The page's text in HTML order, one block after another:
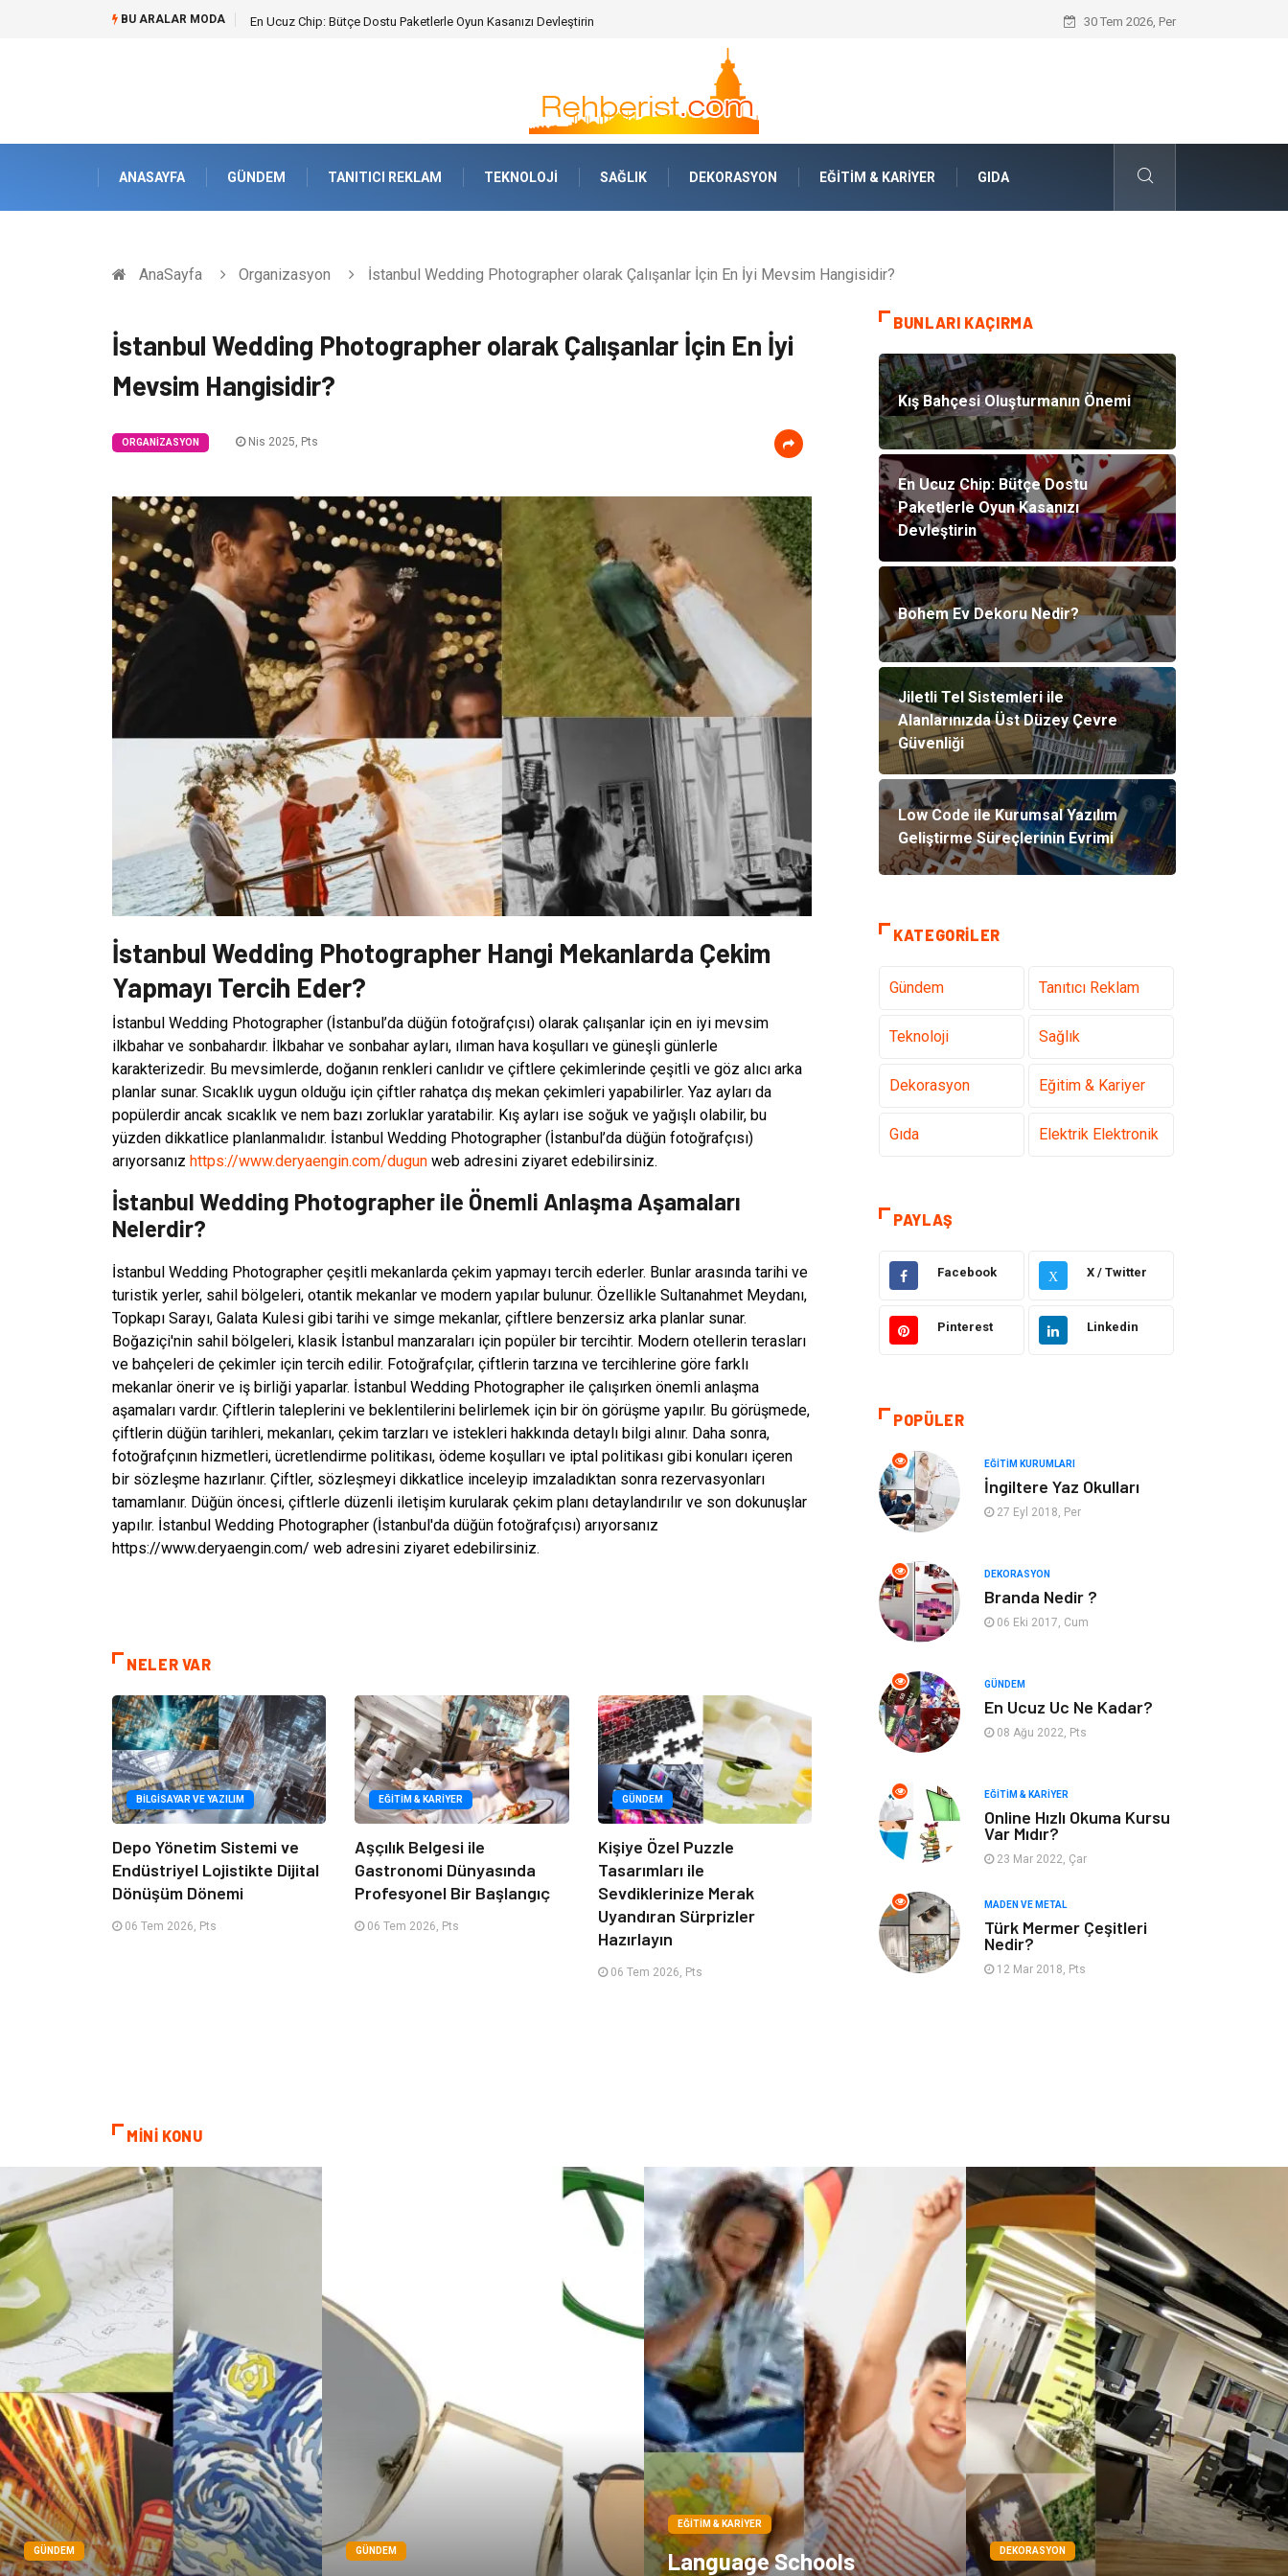
BU ARALAR MODA En Ucuz Chip: Bütçe Dostu Paketlerle Oyun Kasanızı Devleştirin Bohem Ev Dekoru Nedir?
30 Tem 2026, Per
ANASAYFA GÜNDEM TANITICI REKLAM TEKNOLOJI SAĞLIK DEKORASYON EĞITIM & KARIYER GIDA
AnaSayfa Organizasyon İstanbul Wedding Photographer olarak Çalışanlar İçin En İyi Mevsim Hangisidir?
İstanbul Wedding Photographer olarak Çalışanlar İçin En İyi
Mevsim Hangisidir?
ORGANIZASYON Nis 2025, Pts
İstanbul Wedding Photographer Hangi Mekanlarda Çekim
Yapmayı Tercih Eder?
İstanbul Wedding Photographer (İstanbul’da düğün fotoğrafçısı) olarak çalışanlar için en iyi mevsim
ilkbahar ve sonbahardır. İlkbahar ve sonbahar ayları, ılıman hava koşulları ve güneşli günlerle
karakterizedir. Bu mevsimlerde, doğanın renkleri canlıdır ve çiftlere çekimlerinde çeşitli ve göz alıcı arka
planlar sunar. Sıcaklık uygun olduğu için çiftler rahatça dış mekan çekimleri yapabilirler. Yaz ayları da
popülerdir ancak sıcaklık ve nem bazı zorluklar yaratabilir. Kış ayları ise soğuk ve yağışlı olabilir, bu
yüzden dikkatlice planlanmalıdır. İstanbul Wedding Photographer (İstanbul’da düğün fotoğrafçısı)
arıyorsanız https://www.deryaengin.com/dugun web adresini ziyaret edebilirsiniz.
İstanbul Wedding Photographer ile Önemli Anlaşma Aşamaları
Nelerdir?
İstanbul Wedding Photographer çeşitli mekanlarda çekim yapmayı tercih ederler. Bunlar arasında tarihi ve
turistik yerler, sahil bölgeleri, otantik mekanlar ve modern yapılar bulunur. Özellikle Sultanahmet Meydanı,
Topkapı Sarayı, Galata Kulesi gibi tarihi ve simge mekanlar, çiftlere benzersiz arka planlar sunar.
Boğaziçi'nin sahil bölgeleri, klasik İstanbul manzaraları için popüler bir tercihtir. Modern otellerin terasları
ve bahçeleri de çekimler için tercih edilir. Fotoğrafçılar, çiftlerin tarzına ve tercihlerine göre farklı
mekanlar önerir ve iş birliği yaparlar. İstanbul Wedding Photographer ile çalışırken önemli anlaşma
aşamaları vardır. Çiftlerin taleplerini ve beklentilerini belirlemek için bir ön görüşme yapılır. Bu görüşmede,
çiftlerin düğün tarihleri, mekanları, çekim tarzları ve istekleri hakkında detaylı bilgi alınır. Daha sonra,
fotoğrafçının hizmetleri, ücretlendirme politikası, ödeme koşulları ve iptal politikası gibi konuları içeren
bir sözleşme hazırlanır. Çiftler, sözleşmeyi dikkatlice inceleyip imzaladıktan sonra rezervasyonları
tamamlanır. Düğün öncesi, çiftlerle düzenli iletişim kurularak çekim planı detaylandırılır ve son dokunuşlar
yapılır. İstanbul Wedding Photographer (İstanbul'da düğün fotoğrafçısı) arıyorsanız
https://www.deryaengin.com/ web adresini ziyaret edebilirsiniz.
NELER VAR
BILGISAYAR VE YAZILIM
Depo Yönetim Sistemi ve
Endüstriyel Lojistikte Dijital
Dönüşüm Dönemi
06 Tem 2026, Pts
EĞITIM & KARIYER
Aşçılık Belgesi ile
Gastronomi Dünyasında
Profesyonel Bir Başlangıç
06 Tem 2026, Pts
GÜNDEM
Kişiye Özel Puzzle
Tasarımları ile
Sevdiklerinize Merak
Uyandıran Sürprizler
Hazırlayın
06 Tem 2026, Pts
BUNLARI KAÇIRMA
Kış Bahçesi Oluşturmanın Önemi
En Ucuz Chip: Bütçe Dostu
Paketlerle Oyun Kasanızı
Devleştirin
Bohem Ev Dekoru Nedir?
Jiletli Tel Sistemleri ile
Alanlarınızda Üst Düzey Çevre
Güvenliği
Low Code ile Kurumsal Yazılım
Geliştirme Süreçlerinin Evrimi
KATEGORILER
Gündem Tanıtıcı Reklam
Teknoloji Sağlık
Dekorasyon Eğitim & Kariyer
Gıda Elektrik Elektronik
Yazılım
Taşımacılık
Hukuk Giyim
Yapı İnşaat
Tatil Eğlence
Bahçe Ev Maden ve Metal
Hizmet Eğitim Kurumları
Organizasyon Plastik
Emlak
Finans & Ekonomi Mobilya
Ürünler
Aksesuar İnternet
Nakliyat
Bebek Giyim Alüminyum
Kına Gecesi
Spor Malzemeleri Basın Yayın
Moda İthalat İhracat
Bakım
PAYLAŞ
Facebook X X / Twitter
Pinterest Linkedin
POPÜLER
EĞITIM KURUMLARI
İngiltere Yaz Okulları
27 Eyl 2018, Per
DEKORASYON
Branda Nedir ?
06 Eki 2017, Cum
GÜNDEM
En Ucuz Uc Ne Kadar?
08 Ağu 2022, Pts
EĞITIM & KARIYER
Online Hızlı Okuma Kursu
Var Mıdır?
23 Mar 2022, Çar
MADEN VE METAL
Türk Mermer Çeşitleri
Nedir?
12 Mar 2018, Pts
MİNİ KONU
GÜNDEM GÜNDEM
EĞITIM & KARIYER
Language Schools
DEKORASYON